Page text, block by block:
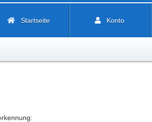
Startseite Konto